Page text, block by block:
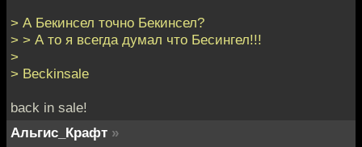
> А Бекинсел точно Бекинсел?
> > А то я всегда думал что Бесингел!!!
>
> Beckinsale
back in sale!
Альгис_Крафт »